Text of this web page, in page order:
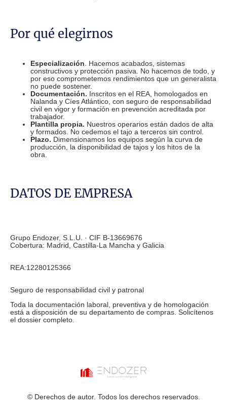
Por qué elegirnos
Especialización. Hacemos acabados, sistemas
constructivos y protección pasiva. No hacemos de todo, y
por eso comprometemos rendimientos que un generalista
no puede sostener.
Documentación. Inscritos en el REA, homologados en
Nalanda y Cíes Atlántico, con seguro de responsabilidad
civil en vigor y formación en prevención acreditada por
trabajador.
Plantilla propia. Nuestros operarios están dados de alta
y formados. No cedemos el tajo a terceros sin control.
Plazo. Dimensionamos los equipos según la curva de
producción, la disponibilidad de tajos y los hitos de la
obra.
DATOS DE EMPRESA
Grupo Endozer, S.L.U. · CIF B-13669676
Cobertura: Madrid, Castilla-La Mancha y Galicia
REA:12280125366
Seguro de responsabilidad civil y patronal
Toda la documentación laboral, preventiva y de homologación
está a disposición de su departamento de compras. Solicítenos
el dossier completo.
© Derechos de autor. Todos los derechos reservados.